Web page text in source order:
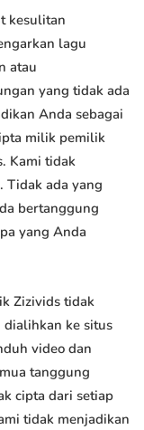
kesulitan
lagu
atau
yang tidak ada
Anda sebagai
milik pemilik
Kami tidak
Tidak ada yang
bertanggung
yang Anda
Zizivids tidak
dialihkan ke situs
video dan
tanggung
cipta dari setiap
tidak menjadikan